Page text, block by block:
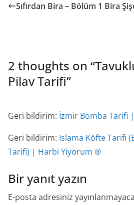
Sıfırdan Bira – Bölüm 1 Bira
2 thoughts on “
Pilav Tarifi”
Geri bildirim: İzmir Bomba Tarifi
Geri bildirim: Islama Köfte Tarifi
Tarifi) | Harbi Yiyorum ®
Bir yanıt yazın
E-posta adresiniz